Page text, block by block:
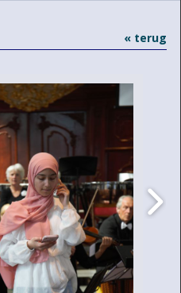
« terug